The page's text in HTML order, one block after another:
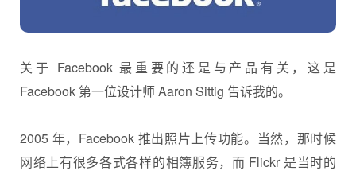
关于 Facebook 最重要的还是与产品有关，这是
Facebook 第一位设计师 Aaron Sittig 告诉我的。
2005 年，Facebook 推出照片上传功能。当然，那时候
网络上有很多各式各样的相簿服务，而 Flickr 是当时的